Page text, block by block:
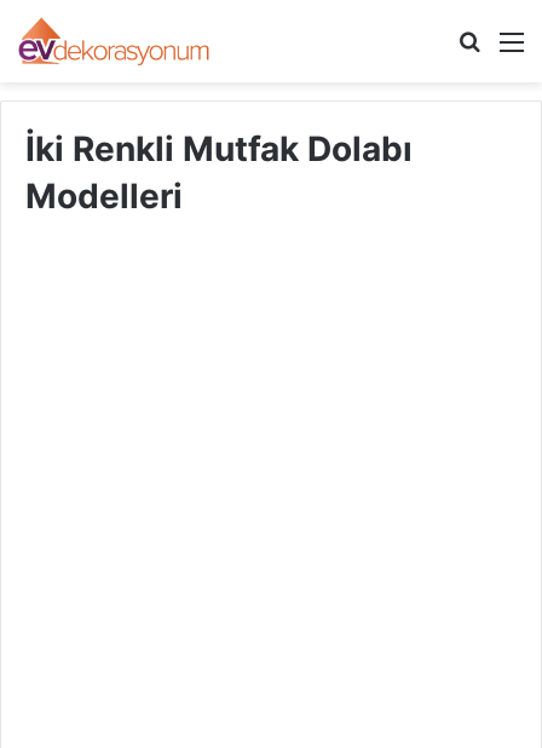
Arama
İki Renkli Mutfak Dolabı
Modelleri